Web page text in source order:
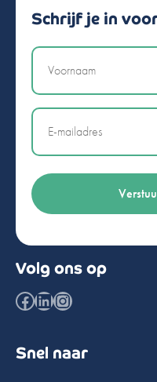
Schrijf je in
Naam
Email
Volg ons op
Facebook
LinkedIn
Instagram
Snel naar